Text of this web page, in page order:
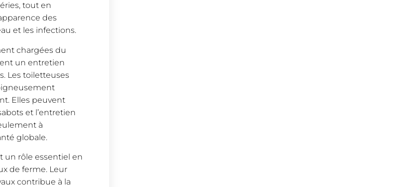
tout en
des
et les infections.
chargées du
un entretien
Les toiletteuses
Elles peuvent
et l’entretien
à
globale.
un rôle essentiel en
de ferme. Leur
contribue à la